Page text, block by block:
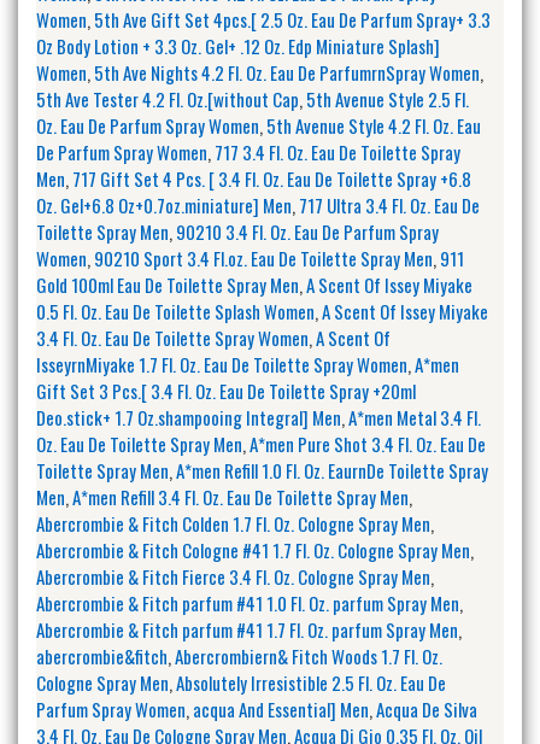
Women,5th Ave Gift Set 4pcs.[ 2.5 Oz. Eau De Parfum Spray+ 3.3
Oz Body Lotion + 3.3 Oz. Gel+ .12 Oz. Edp Miniature Splash]
Women,5th Ave Nights 4.2 Fl. Oz. Eau De ParfumrnSpray Women,
5th Ave Tester 4.2 Fl. Oz.[without Cap,5th Avenue Style 2.5 Fl.
Oz. Eau De Parfum Spray Women,5th Avenue Style 4.2 Fl. Oz. Eau
De Parfum Spray Women,717 3.4 Fl. Oz. Eau De Toilette Spray
Men,717 Gift Set 4 Pcs. [ 3.4 Fl. Oz. Eau De Toilette Spray +6.8
Oz. Gel+6.8 Oz+0.7oz.miniature] Men,717 Ultra 3.4 Fl. Oz. Eau De
Toilette Spray Men,90210 3.4 Fl. Oz. Eau De Parfum Spray
Women,90210 Sport 3.4 Fl.oz. Eau De Toilette Spray Men,911
Gold 100ml Eau De Toilette Spray Men,A Scent Of Issey Miyake
0.5 Fl. Oz. Eau De Toilette Splash Women,A Scent Of Issey Miyake
3.4 Fl. Oz. Eau De Toilette Spray Women,A Scent Of
IsseyrnMiyake 1.7 Fl. Oz. Eau De Toilette Spray Women,A*men
Gift Set 3 Pcs.[ 3.4 Fl. Oz. Eau De Toilette Spray +20ml
Deo.stick+ 1.7 Oz.shampooing Integral] Men,A*men Metal 3.4 Fl.
Oz. Eau De Toilette Spray Men,A*men Pure Shot 3.4 Fl. Oz. Eau De
Toilette Spray Men,A*men Refill 1.0 Fl. Oz. EaurnDe Toilette Spray
Men,A*men Refill 3.4 Fl. Oz. Eau De Toilette Spray Men,
Abercrombie & Fitch Colden 1.7 Fl. Oz. Cologne Spray Men,
Abercrombie & Fitch Cologne #41 1.7 Fl. Oz. Cologne Spray Men,
Abercrombie & Fitch Fierce 3.4 Fl. Oz. Cologne Spray Men,
Abercrombie & Fitch parfum #41 1.0 Fl. Oz. parfum Spray Men,
Abercrombie & Fitch parfum #41 1.7 Fl. Oz. parfum Spray Men,
abercrombie&fitch,Abercrombiern& Fitch Woods 1.7 Fl. Oz.
Cologne Spray Men,Absolutely Irresistible 2.5 Fl. Oz. Eau De
Parfum Spray Women,acqua And Essential] Men,Acqua De Silva
3.4 Fl. Oz. Eau De Cologne Spray Men,Acqua Di Gio 0.35 Fl. Oz. Oil